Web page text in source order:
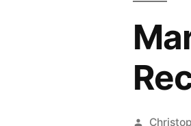
Posted